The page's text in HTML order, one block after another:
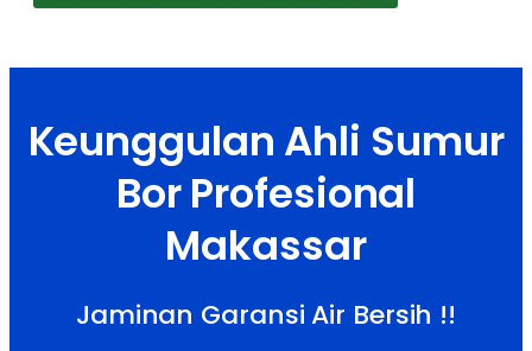
Keunggulan Ahli Sumur
Bor Profesional
Makassar
Jaminan Garansi Air Bersih !!